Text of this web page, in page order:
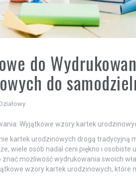
do
do
Wyjątkowe wzory kartek
kartek urodzinowych drogą tradycyjną
wiele osób nadal ceni piękno i
możliwość wydrukowania swoich
wzory kartek urodzinowych, które